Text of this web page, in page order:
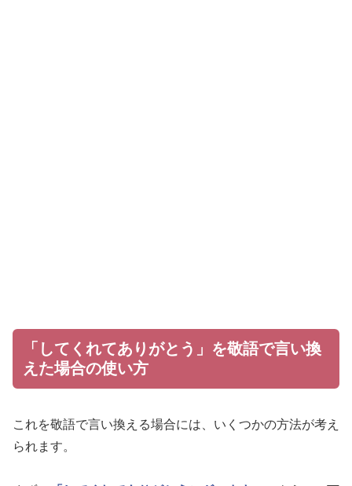
「してくれてありがとう」を敬語で言い換
えた場合の使い方
これを敬語で言い換える場合には、いくつかの方法が考え
られます。